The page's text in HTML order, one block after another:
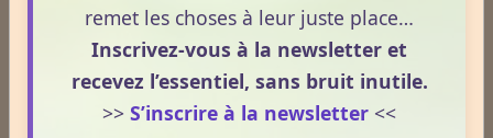
Le monde Merveilleux du Thé
remet les choses à leur juste place…
Inscrivez-vous à la newsletter et
recevez l’essentiel, sans bruit inutile.
>> S’inscrire à la newsletter <<